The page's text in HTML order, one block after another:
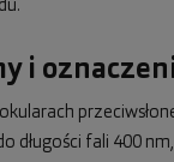
i
długości fali 400